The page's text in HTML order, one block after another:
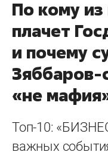
По кому из
плачет
и почему
Зяббаров-
«не
Топ-10:
важных